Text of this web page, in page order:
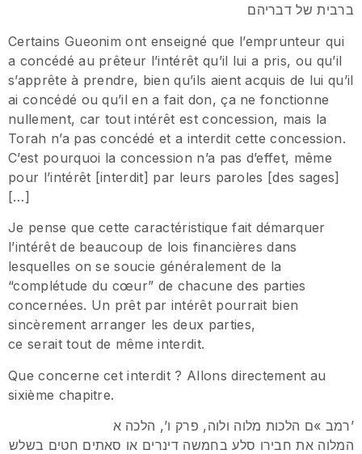
ברבית של דבריהם
Certains Gueonim ont enseigné que l’emprunteur qui
a concédé au prêteur l’intérêt qu’il lui a pris, ou qu’il
s’apprête à prendre, bien qu’ils aient acquis de lui qu’il
ai concédé ou qu’il en a fait don, ça ne fonctionne
nullement, car tout intérêt est concession, mais la
Torah n’a pas concédé et a interdit cette concession.
C’est pourquoi la concession n’a pas d’effet, même
pour l’intérêt [interdit] par leurs paroles [des sages]
[…]
Je pense que cette caractéristique fait démarquer
l’intérêt de beaucoup de lois financières dans
lesquelles on se soucie généralement de la
“complétude du cœur” de chacune des parties
concernées. Un prêt par intérêt pourrait bien
sincèrement arranger les deux parties,
ce serait tout de même interdit.
Que concerne cet interdit ? Allons directement au
sixième chapitre.
רמב »ם הלכות מלוה ולוה, פרק ו’, הלכה א’
המלוה את חבירו סלע בחמשה דינרים או סאתים חטים בשלש